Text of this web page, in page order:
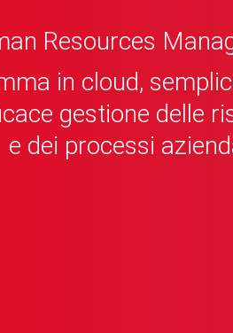
Resources
in cloud,
gestione delle
e dei processi